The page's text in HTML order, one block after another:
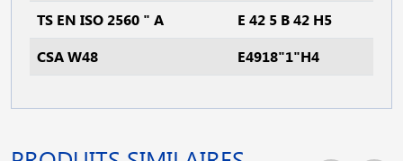
TS EN ISO 2560 " A
E 42 5 B 42 H5
CSA W48
E4918"1"H4